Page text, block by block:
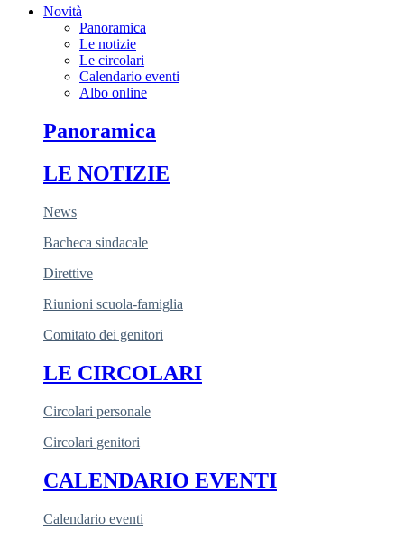
Novità
Panoramica
Le notizie
Le circolari
Calendario eventi
Albo online
Panoramica
LE NOTIZIE
News
Bacheca sindacale
Direttive
Riunioni scuola-famiglia
Comitato dei genitori
LE CIRCOLARI
Circolari personale
Circolari genitori
CALENDARIO EVENTI
Calendario eventi